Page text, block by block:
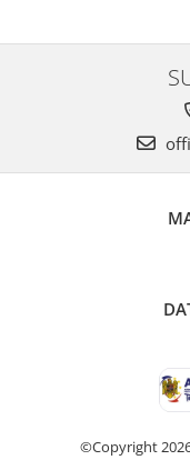
©Copyright